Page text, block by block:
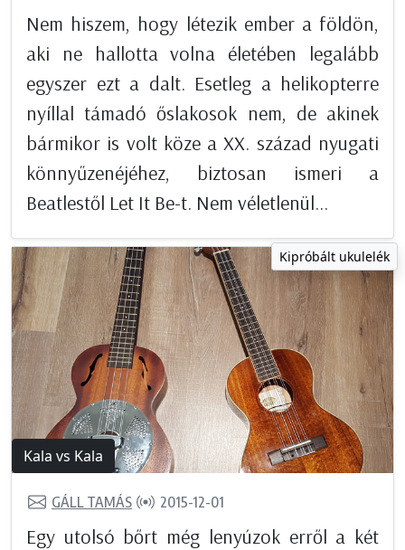
Nem hiszem, hogy létezik ember a földön,
aki ne hallotta volna életében legalább
egyszer ezt a dalt. Esetleg a helikopterre
nyíllal támadó őslakosok nem, de akinek
bármikor is volt köze a XX. század nyugati
könnyűzenéjéhez, biztosan ismeri a
Beatlestől Let It Be-t. Nem véletlenül...
Kipróbált ukulelék
Kala vs Kala
GÁLL TAMÁS 2015-12-01
Egy utolsó bőrt még lenyúzok erről a két